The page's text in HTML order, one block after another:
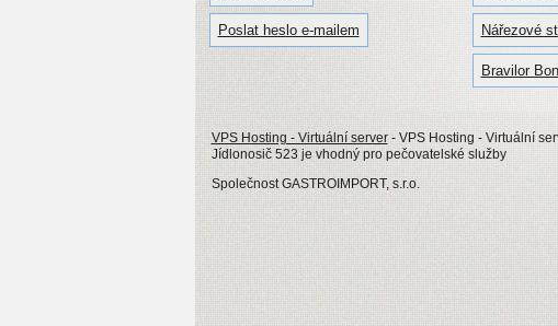
Poslat heslo e-mailem Nářezové
Bravilor
VPS Hosting - Virtuální server - VPS Hosting - Virtuální
Jídlonosič 523 je vhodný pro pečovatelské služby
Společnost GASTROIMPORT, s.r.o.